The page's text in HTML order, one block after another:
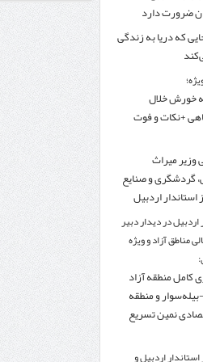
روایت روزنامه اتریشی از بحران در مرز
ضرورت دارد
که دریا به زندگی
خورش خلال
+نکات و فوت
وزیر میراث
گردشگری و صنایع
اردبیل
اردبیل در دیدار دبیر
مناطق آزاد و ویژه
کامل منطقه آزاد
و منطقه
نمین تسریع
اردبیل و